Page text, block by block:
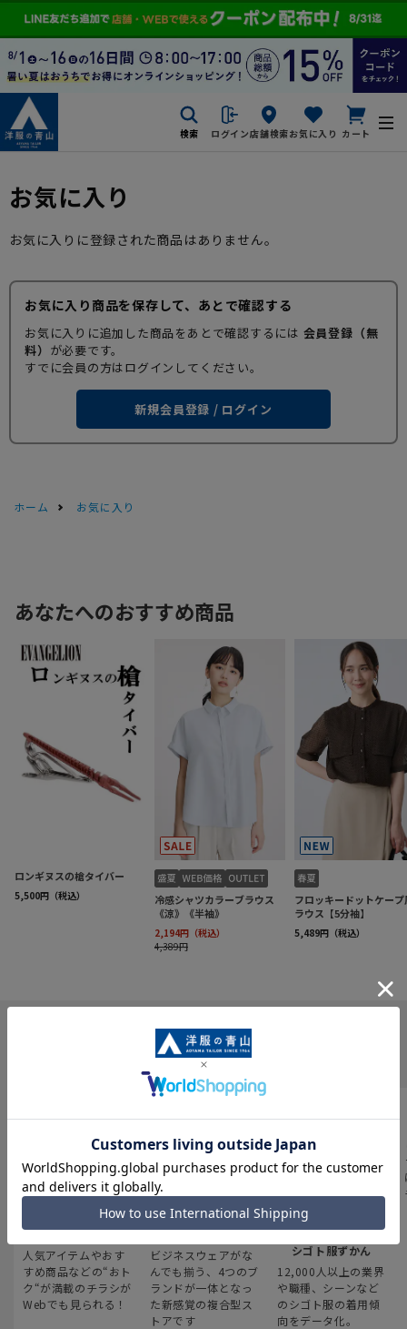
検索 ログイン店舗検索お気に入り カート
お気に入り
お気に入りに登録された商品はありません。
お気に入り商品を保存して、あとで確認する
お気に入りに追加した商品をあとで確認するには 会員登録（無
料） が必要です。
すでに会員の方はログインしてください。
新規会員登録 / ログイン
ホーム お気に入り
INFORMATION
最新のお買い得情報
人気アイテムやおす
すめ商品などの“おト
ク“が満載のチラシが
Webでも見られる！
スーツスクエア
ビジネスウェアがな
んでも揃う、4つのブ
ランドが一体となっ
た新感覚の複合型ス
トアです
みんなの
シゴト服ずかん
12,000人以上の業界
や職種、シーンなど
のシゴト服の着用傾
向をデータ化。